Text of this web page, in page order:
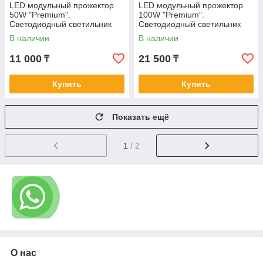
LED модульный прожектор
50W "Premium".
Светодиодный светильник
модуль, 2 года гарантии.
В наличии
11 000 ₸
Купить
LED модульный прожектор
100W "Premium".
Светодиодный светильник
модуль 100 Ватт, 2 года
гарантии.
В наличии
21 500 ₸
Купить
Показать ещё
1 / 2
О нас